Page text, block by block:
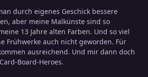
durch eigenes Geschick bessere
aber meine Malkünste sind so
13 Jahre alten Farben. Und so viel
Frühwerke auch nicht geworden. Für
ausreichend. Und mir dann doch
Board-Heroes.